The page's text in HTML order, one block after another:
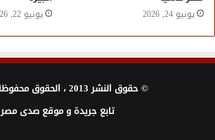
يونيو 24, 2026 يونيو 22, 2026
© حقوق النشر 2013 ، الحقوق محفوظة |
تابع جريدة و موقع صدى مصر